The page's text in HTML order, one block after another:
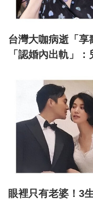
台灣大咖病逝「
「認婚內出軌」
眼裡只有老婆！3